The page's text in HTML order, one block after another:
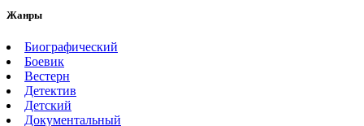
Жанры
Биографический
Боевик
Вестерн
Детектив
Детский
Документальный